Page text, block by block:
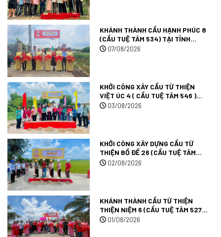
KHÁNH THÀNH CẦU HẠNH PHÚC 8
(CẦU TUỆ TÂM 534) TẠI TỈNH
ĐỒNG THÁP.
07/08/2026
KHỞI CÔNG XÂY CẦU TỪ THIỆN
VIỆT ÚC 4 ( CẦU TUỆ TÂM 546 )
TẠI TÂY NINH.
03/08/2026
KHỞI CÔNG XÂY DỰNG CẦU TỪ
THIỆN BỒ ĐỀ 26 (CẦU TUỆ TÂM
545) TẠI TỈNH TÂY NINH.
02/08/2026
KHÁNH THÀNH CẦU TỪ THIỆN
THIỆN NIỆM 6 (CẦU TUỆ TÂM 527)
TẠI TỈNH AN GIANG.
01/08/2026